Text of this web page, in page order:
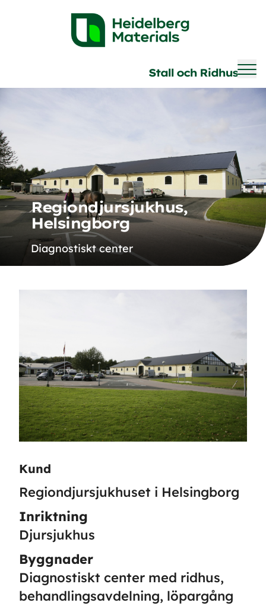
Stall och Ridhus
Regiondjursjukhus,
Helsingborg
Diagnostiskt center
Kund
Regiondjursjukhuset i Helsingborg
Inriktning
Djursjukhus
Byggnader
Diagnostiskt center med ridhus,
behandlingsavdelning, löpargång